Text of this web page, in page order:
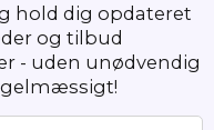
hold dig opdateret
og tilbud
- uden unødvendig